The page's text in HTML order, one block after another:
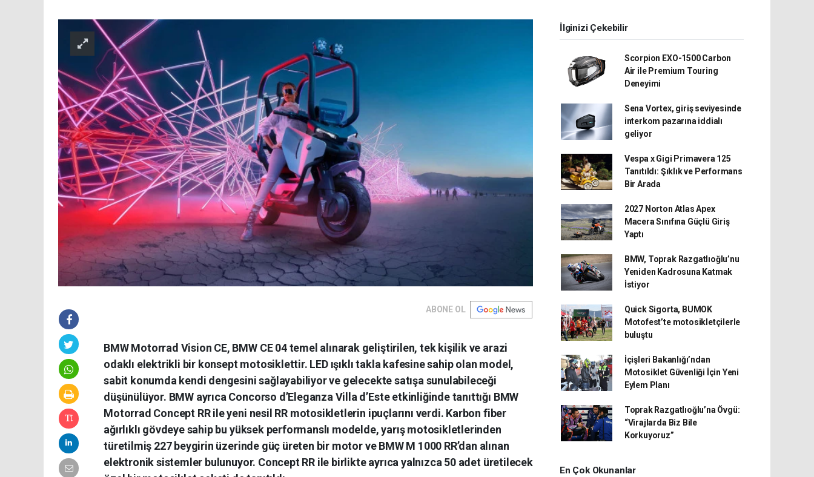
ABONE OL
BMW Motorrad Vision CE, BMW CE 04 temel alınarak geliştirilen, tek kişilik ve arazi
odaklı elektrikli bir konsept motosiklettir. LED ışıklı takla kafesine sahip olan model,
sabit konumda kendi dengesini sağlayabiliyor ve gelecekte satışa sunulabileceği
düşünülüyor. BMW ayrıca Concorso d’Eleganza Villa d’Este etkinliğinde tanıttığı BMW
Motorrad Concept RR ile yeni nesil RR motosikletlerin ipuçlarını verdi. Karbon fiber
ağırlıklı gövdeye sahip bu yüksek performanslı modelde, yarış motosikletlerinden
türetilmiş 227 beygirin üzerinde güç üreten bir motor ve BMW M 1000 RR’dan alınan
elektronik sistemler bulunuyor. Concept RR ile birlikte ayrıca yalnızca 50 adet üretilecek
İlginizi Çekebilir
Scorpion EXO-1500 Carbon
Air ile Premium Touring
Deneyimi
Sena Vortex, giriş seviyesinde
interkom pazarına iddialı
geliyor
Vespa x Gigi Primavera 125
Tanıtıldı: Şıklık ve Performans
Bir Arada
2027 Norton Atlas Apex
Macera Sınıfına Güçlü Giriş
Yaptı
BMW, Toprak Razgatlıoğlu’nu
Yeniden Kadrosuna Katmak
İstiyor
Quick Sigorta, BUMOK
Motofest’te motosikletçilerle
buluştu
İçişleri Bakanlığı’ndan
Motosiklet Güvenliği İçin Yeni
Eylem Planı
Toprak Razgatlıoğlu’na Övgü:
“Virajlarda Biz Bile
Korkuyoruz”
En Çok Okunanlar